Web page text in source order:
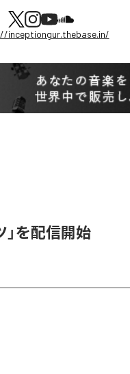
inceptiongur.thebase.in/
」を配信開始